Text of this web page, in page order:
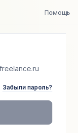
Помощь
Забыли пароль?